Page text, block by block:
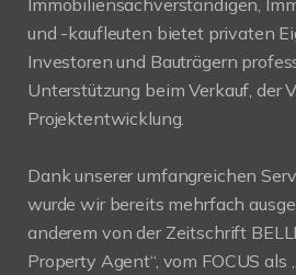
und -kaufleuten bietet privaten
Investoren und Bauträgern
Unterstützung beim Verkauf, der
Projektentwicklung.
Dank unserer umfangreichen
wurde wir bereits mehrfach
anderem von der Zeitschrift
Property Agent“, vom FOCUS als